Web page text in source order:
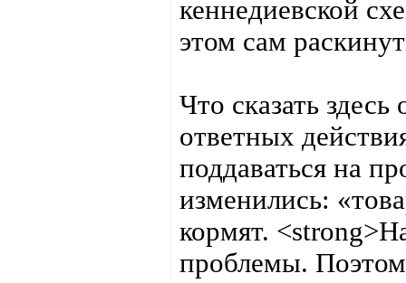
кеннедиевской
этом сам
Что сказать
ответных
поддаваться на
изменились:
кормят.
проблемы.